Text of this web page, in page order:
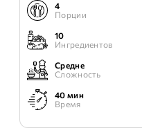
4
Порции
10
Ингредиентов
Средне
Сложность
40 мин
Время